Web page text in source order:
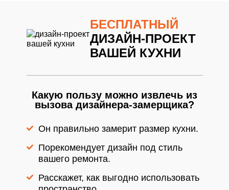
БЕСПЛАТНЫЙ
ДИЗАЙН-ПРОЕКТ
ВАШЕЙ КУХНИ
Какую пользу можно извлечь из
вызова дизайнера-замерщика?
Он правильно замерит размер кухни.
Порекомендует дизайн под стиль
вашего ремонта.
Расскажет, как выгодно использовать